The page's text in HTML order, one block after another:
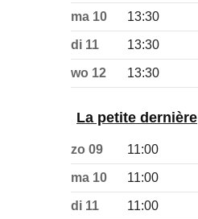
ma 10 13:30
di 11 13:30
wo 12 13:30
La petite dernière
zo 09 11:00
ma 10 11:00
di 11 11:00